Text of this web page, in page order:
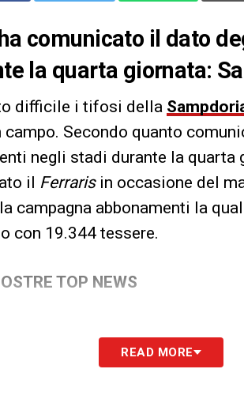
comunicato il dato
la quarta giornata:
difficile i tifosi della
Secondo quanto
negli stadi durante la quarta
il Ferrarisin occasione del
campagna abbonamenti la
con 19.344 tessere.
TOP NEWS
READ MORE